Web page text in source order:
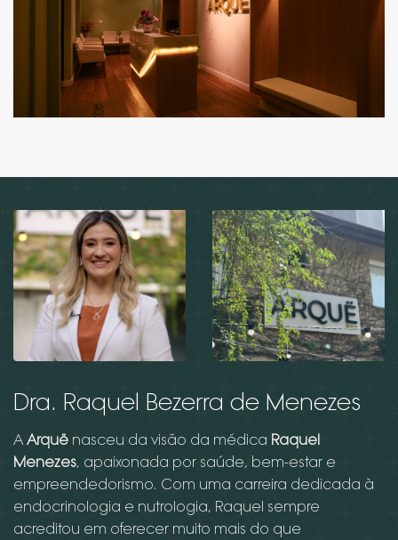
Dra. Raquel Bezerra de Menezes
A Arquë nasceu da visão da médica Raquel
Menezes, apaixonada por saúde, bem-estar e
empreendedorismo. Com uma carreira dedicada à
endocrinologia e nutrologia, Raquel sempre
acreditou em oferecer muito mais do que